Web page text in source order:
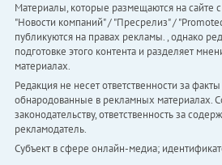
Материалы, которые размещаются на сайте
"Новости компаний" / "Пресрелиз" /
публикуются на правах рекламы. , однако
подготовке этого контента и разделяет
материалах.
Редакция не несет ответственности за
обнародованные в рекламных материалах.
законодательству, ответственность за
рекламодатель.
Субъект в сфере онлайн-медиа;